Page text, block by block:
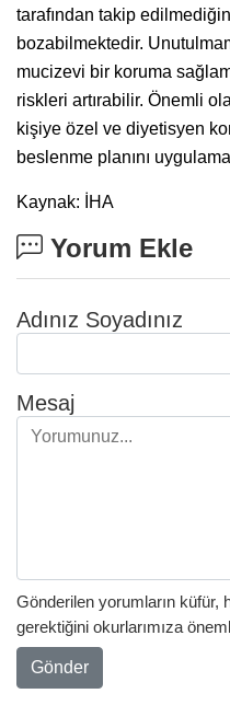
tarafından takip
bozabilmektedir.
mucizevi bir koruma
riskleri artırabilir. Önemli
kişiye özel ve diyetisyen
beslenme planını
Kaynak: İHA
Yorum Ekle
Adınız Soyadınız
Mesaj
Gönderilen yorumların
gerektiğini okurlarımıza
Gönder